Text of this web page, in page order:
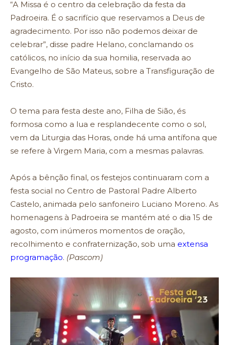
“A Missa é o centro da celebração da festa da
Padroeira. É o sacrifício que reservamos a Deus de
agradecimento. Por isso não podemos deixar de
celebrar”, disse padre Helano, conclamando os
católicos, no início da sua homilia, reservada ao
Evangelho de São Mateus, sobre a Transfiguração de
Cristo.
O tema para festa deste ano, Filha de Sião, és
formosa como a lua e resplandecente como o sol,
vem da Liturgia das Horas, onde há uma antífona que
se refere à Virgem Maria, com a mesmas palavras.
Após a bênção final, os festejos continuaram com a
festa social no Centro de Pastoral Padre Alberto
Castelo, animada pelo sanfoneiro Luciano Moreno. As
homenagens à Padroeira se mantém até o dia 15 de
agosto, com inúmeros momentos de oração,
recolhimento e confraternização, sob uma extensa
programação. (Pascom)